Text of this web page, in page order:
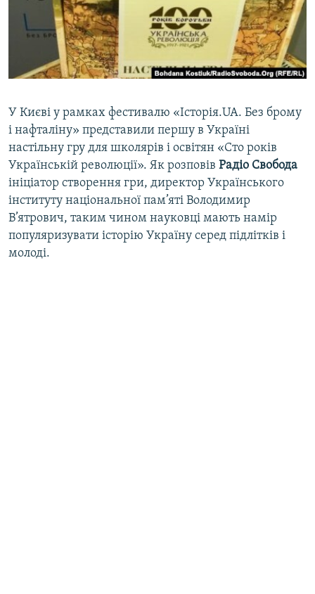
ВІДЕОУРОКИ «ELIFBE»
СВІДЧЕННЯ ОКУПАЦІЇ
УКРАЇНСЬКА ПРОБЛЕМА КРИМУ
Русский
Qırımtatar
Усі сайти RFE/RL
У Києві у рамках фестивалю «Історія.UA. Без брому
і нафталіну» представили першу в Україні
настільну гру для школярів і освітян «Сто років
Українській революції». Як розповів Радіо Свобода
ініціатор створення гри, директор Українського
інституту національної пам’яті Володимир
В’ятрович, таким чином науковці мають намір
популяризувати історію Україну серед підлітків і
молоді.